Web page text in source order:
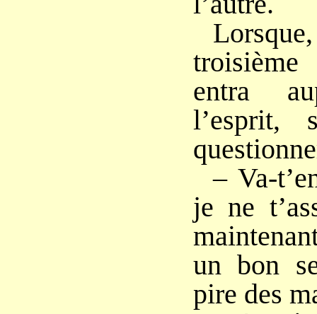
troisième
entra
l’esprit,
– Va-
je ne
un bon
pire des